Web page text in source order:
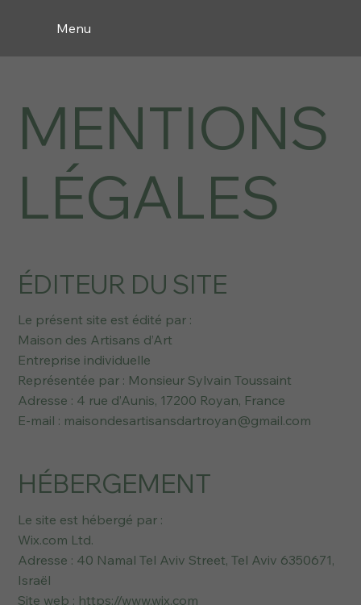
Menu
MENTIONS
LÉGALES
ÉDITEUR DU SITE
Le présent site est édité par :
Maison des Artisans d’Art
Entreprise individuelle
Représentée par : Monsieur Sylvain Toussaint
Adresse : 4 rue d’Aunis, 17200 Royan, France
E-mail : maisondesartisansdartroyan@gmail.com
HÉBERGEMENT
Le site est hébergé par :
Wix.com Ltd.
Adresse : 40 Namal Tel Aviv Street, Tel Aviv 6350671,
Israël
Site web : https://www.wix.com